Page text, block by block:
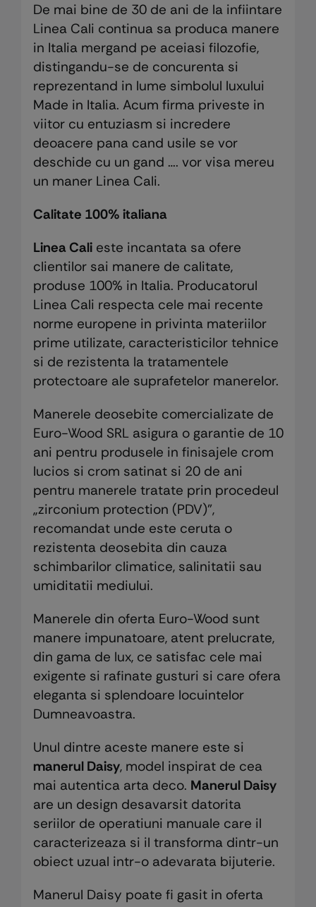
De mai bine de 30 de ani de la infiintare
Linea Cali continua sa produca manere
in Italia mergand pe aceiasi filozofie,
distingandu-se de concurenta si
reprezentand in lume simbolul luxului
Made in Italia. Acum firma priveste in
viitor cu entuziasm si incredere
deoacere pana cand usile se vor
deschide cu un gand …. vor visa mereu
un maner Linea Cali.
Calitate 100% italiana
Linea Calieste incantata sa ofere
clientilor sai manere de calitate,
produse 100% in Italia. Producatorul
Linea Cali respecta cele mai recente
norme europene in privinta materiilor
prime utilizate, caracteristicilor tehnice
si de rezistenta la tratamentele
protectoare ale suprafetelor manerelor.
Manerele deosebite comercializate de
Euro-Wood SRL asigura o garantie de 10
ani pentru produsele in finisajele crom
lucios si crom satinat si 20 de ani
pentru manerele tratate prin procedeul
„zirconium protection (PDV)”,
recomandat unde este ceruta o
rezistenta deosebita din cauza
schimbarilor climatice, salinitatii sau
umiditatii mediului.
Manerele din oferta Euro-Wood sunt
manere impunatoare, atent prelucrate,
din gama de lux, ce satisfac cele mai
exigente si rafinate gusturi si care ofera
eleganta si splendoare locuintelor
Dumneavoastra.
Unul dintre aceste manere este si
manerul Daisy, model inspirat de cea
mai autentica arta deco. Manerul Daisy
are un design desavarsit datorita
seriilor de operatiuni manuale care il
caracterizeaza si il transforma dintr-un
obiect uzual intr-o adevarata bijuterie.
Manerul Daisy poate fi gasit in oferta